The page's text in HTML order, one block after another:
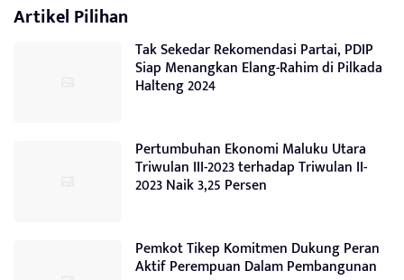
Artikel Pilihan
Tak Sekedar Rekomendasi Partai, PDIP
Siap Menangkan Elang-Rahim di Pilkada
Halteng 2024
Pertumbuhan Ekonomi Maluku Utara
Triwulan III-2023 terhadap Triwulan II-
2023 Naik 3,25 Persen
Pemkot Tikep Komitmen Dukung Peran
Aktif Perempuan Dalam Pembangunan